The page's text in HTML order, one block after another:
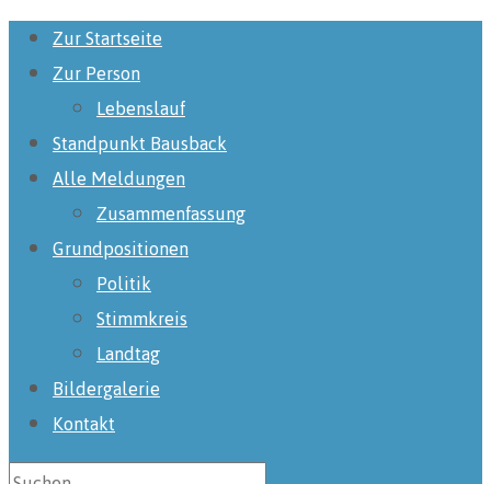
Zur Startseite
Zur Person
Lebenslauf
Standpunkt Bausback
Alle Meldungen
Zusammenfassung
Grundpositionen
Politik
Stimmkreis
Landtag
Bildergalerie
Kontakt